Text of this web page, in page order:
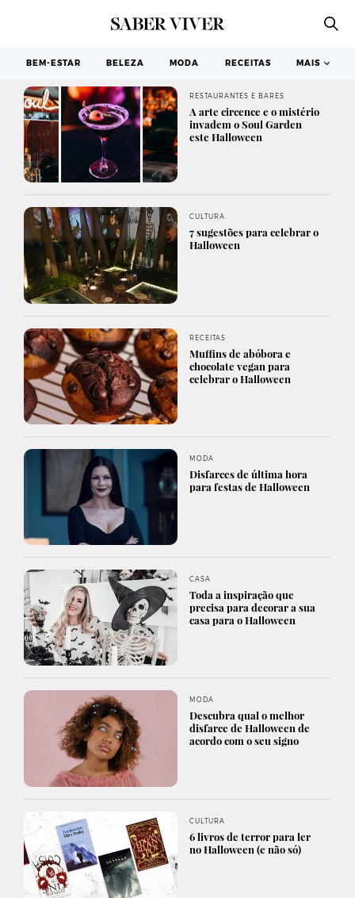
BEM-ESTAR BELEZA MODA RECEITAS MAIS
RESTAURANTES E BARES
A arte circence e o mistério
invadem o Soul Garden
este Halloween
CULTURA
7 sugestões para celebrar o
Halloween
RECEITAS
Muffins de abóbora e
chocolate vegan para
celebrar o Halloween
MODA
Disfarces de última hora
para festas de Halloween
CASA
Toda a inspiração que
precisa para decorar a sua
casa para o Halloween
MODA
Descubra qual o melhor
disfarce de Halloween de
acordo com o seu signo
CULTURA
6 livros de terror para ler
no Halloween (e não só)